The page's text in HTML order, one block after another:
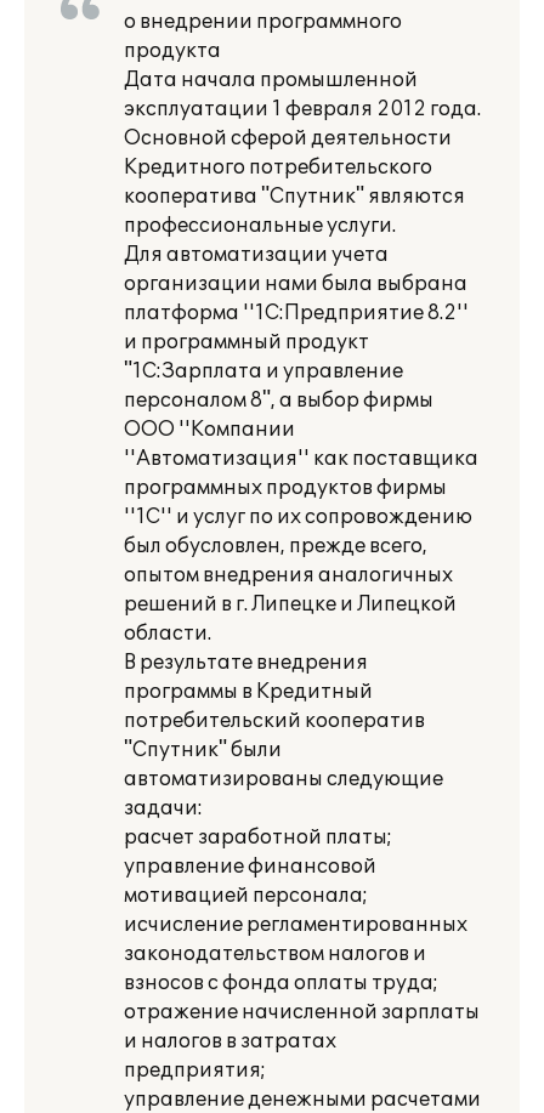
о внедрении программного
продукта
Дата начала промышленной
эксплуатации 1 февраля 2012 года.
Основной сферой деятельности
Кредитного потребительского
кооператива "Спутник" являются
профессиональные услуги.
Для автоматизации учета
организации нами была выбрана
платформа ''1С:Предприятие 8.2''
и программный продукт
"1С:Зарплата и управление
персоналом 8", а выбор фирмы
ООО ''Компании
''Автоматизация'' как поставщика
программных продуктов фирмы
''1С'' и услуг по их сопровождению
был обусловлен, прежде всего,
опытом внедрения аналогичных
решений в г. Липецке и Липецкой
области.
В результате внедрения
программы в Кредитный
потребительский кооператив
"Спутник" были
автоматизированы следующие
задачи:
расчет заработной платы;
управление финансовой
мотивацией персонала;
исчисление регламентированных
законодательством налогов и
взносов с фонда оплаты труда;
отражение начисленной зарплаты
и налогов в затратах
предприятия;
управление денежными расчетами